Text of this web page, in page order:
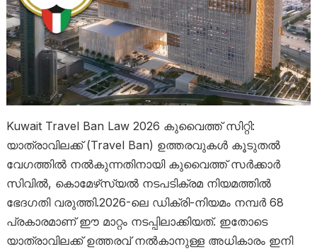
Kuwait Travel Ban Law 2026 കുവൈത്ത് സിറ്റി:
യാത്രാവിലക്ക് (Travel Ban) ഉത്തരവുകൾ കൂടുതൽ
വേഗത്തിൽ നൽകുന്നതിനായി കുവൈത്ത് സർക്കാർ
സിവിൽ, കൊമേഴ്‌സ്യൽ നടപടിക്രമ നിയമത്തിൽ
ഭേദഗതി വരുത്തി.2026-ലെ ഡിക്രി-നിയമം നമ്പർ 68
പ്രകാരമാണ് ഈ മാറ്റം നടപ്പിലാക്കിയത്. ഇതോടെ
യാത്രാവിലക്ക് ഉത്തരവ് നൽകാനുള്ള അധികാരം ഇനി